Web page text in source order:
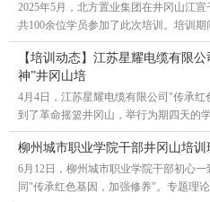
2025年5月，北方置业集团在井冈山江
共100余位学员参加了此次培训。培训期
【培训动态】江苏星耀电缆有限
神”井冈山培
4月4日，江苏星耀电缆有限公司"传承
到了革命摇篮井冈山，举行为期四天的
柳州城市职业学院干部井冈山培训
6月12日，柳州城市职业学院干部初心
同"传承红色基因，加强修养"。专题理